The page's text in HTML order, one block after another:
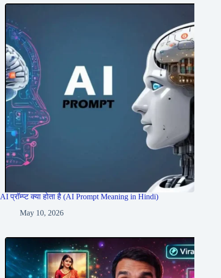
AI प्रॉम्प्ट क्या होता है (AI Prompt Meaning in Hindi)
May 10, 2026